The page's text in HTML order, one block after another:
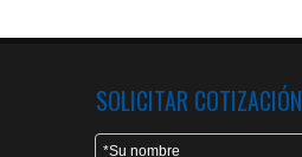
SOLICITAR COTIZACIÓN